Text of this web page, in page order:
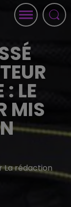
LE
MIS
La rédaction